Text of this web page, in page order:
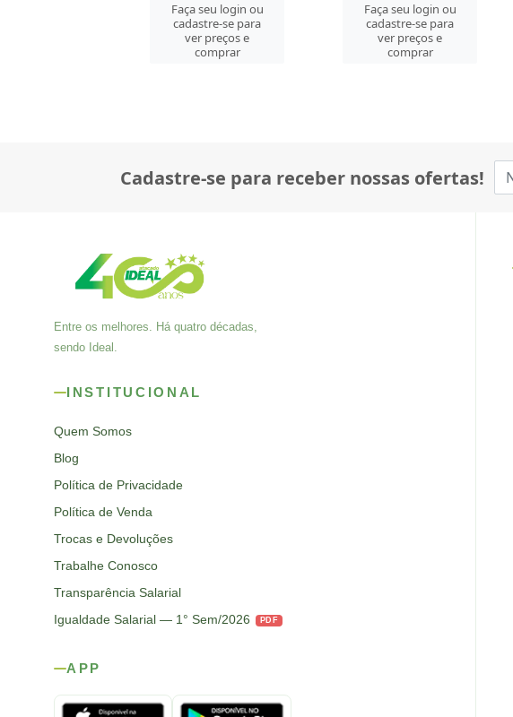
Faça seu login ou
cadastre-se para
ver preços e
comprar
Faça seu login ou
cadastre-se para
ver preços e
comprar
Cadastre-se para receber nossas ofertas!
Entre os melhores. Há quatro décadas,
sendo Ideal.
INSTITUCIONAL
Quem Somos
Blog
Política de Privacidade
Política de Venda
Trocas e Devoluções
Trabalhe Conosco
Transparência Salarial
Igualdade Salarial — 1° Sem/2026
PDF
APP